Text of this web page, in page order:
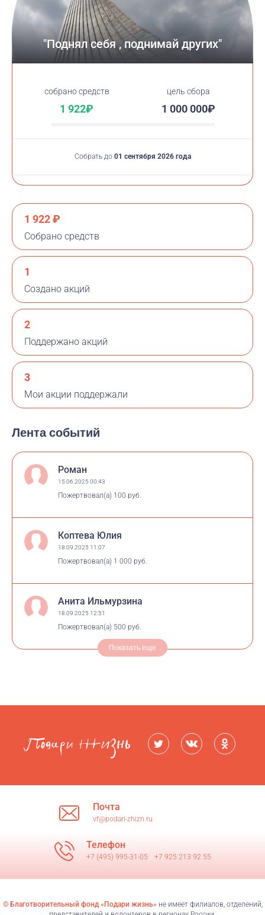
"Поднял себя , поднимай других"
cобрано средств
1 922₽
цель сбора
1 000 000₽
Собрать до 01 сентября 2026 года
1 922 ₽
Собрано средств
1
Создано акций
2
Поддержано акций
3
Мои акции поддержали
Лента событий
Роман
15.06.2025 00:43
Пожертвовал(а) 100 руб.
Коптева Юлия
18.09.2025 11:07
Пожертвовал(а) 1 000 руб.
Анита Ильмурзина
18.09.2025 12:51
Пожертвовал(а) 500 руб.
Показать еще
Почта
vf@podari-zhizn.ru
Телефон
+7 (495) 995-31-05 +7 925 213 92 55
© Благотворительный фонд «Подари жизнь»не имеет филиалов, отделений,